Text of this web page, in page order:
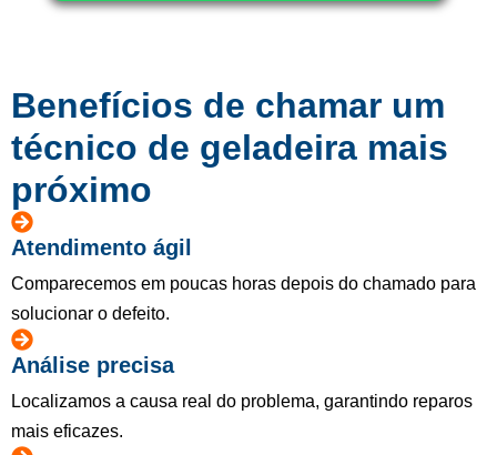
Benefícios de chamar um
técnico de geladeira mais
próximo
Atendimento ágil
Comparecemos em poucas horas depois do chamado para
solucionar o defeito.
Análise precisa
Localizamos a causa real do problema, garantindo reparos
mais eficazes.